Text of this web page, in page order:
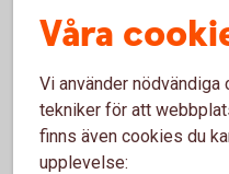
föräldrapenning,
eller
Pensionsunderlaget
inkomst
Våra
Vi använder
tekniker för att
finns även cookies du
upplevelse: